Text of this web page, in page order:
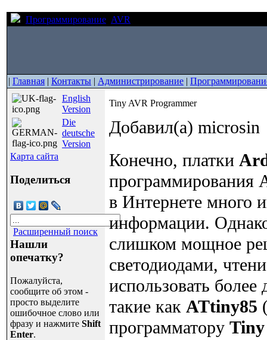
Программирование AVR
| Главная | Контакты | Администрирование |
English
Version
Die
deutsche
Version
Карта сайта
Поделиться
Расширенный поиск
Нашли
опечатку?
Пожалуйста,
сообщите об этом -
просто выделите
ошибочное слово или
фразу и нажмите Shift
Enter.
Tiny AVR Programmer
Добавил(а) microsin
Конечно, платки
программирования
в Интернете много
информации.
слишком мощное
светодиодами,
использовать
такие как ATtiny85
программатору